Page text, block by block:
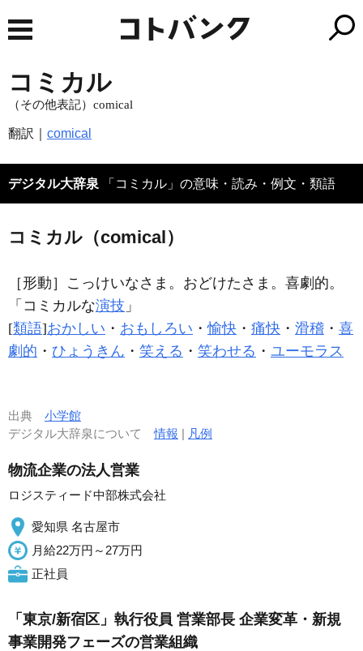
コミカル
（その他表記）comical
翻訳｜ comical
デジタル大辞泉 「コミカル」の意味・読み・例文・類語
コミカル（comical）
［形動］ こっけいなさま。おどけたさま。喜劇的。
「 コミカルな演技 」
[類語]おかしい ・ おもしろい ・愉快 ・ 痛快 ・ 滑稽 ・ 喜
劇的 ・ ひょうきん ・ 笑える ・ 笑わせる ・ ユーモラス
出典 小学館
デジタル大辞泉について情報 | 凡例
物流企業の法人営業
ロジスティード中部株式会社
愛知県 名古屋市
月給22万円～27万円
正社員
「東京/新宿区」執行役員 営業部長 企業変革・新規
事業開発フェーズの営業組織